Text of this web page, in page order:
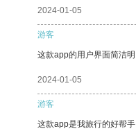
2024-01-05
游客
这款app的用户界面简洁
2024-01-05
游客
这款app是我旅行的好帮